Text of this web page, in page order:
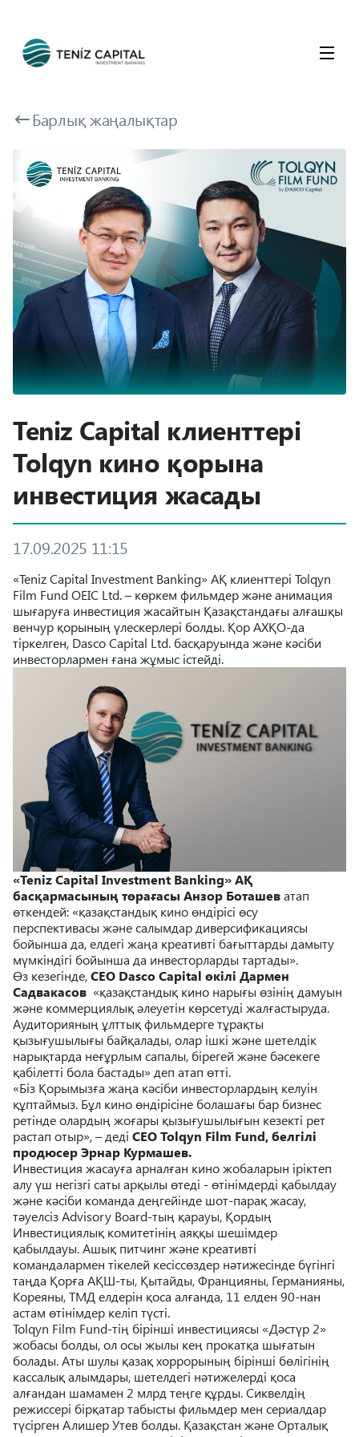
Барлық жаңалықтар
Teniz Capital клиенттері
Tolqyn кино қорына
инвестиция жасады
17.09.2025 11:15
«Teniz Capital Investment Banking» АҚ клиенттері Tolqyn
Film Fund OEIC Ltd. – көркем фильмдер және анимация
шығаруға инвестиция жасайтын Қазақстандағы алғашқы
венчур қорының үлескерлері болды. Қор АХҚО-да
тіркелген, Dasco Capital Ltd. басқаруында және кәсіби
инвесторлармен ғана жұмыс істейді.
«Teniz Capital Investment Banking» АҚ
басқармасының төрағасы Анзор Боташеватап
өткендей: «қазақстандық кино өндірісі өсу
перспективасы және салымдар диверсификациясы
бойынша да, елдегі жаңа креативті бағыттарды дамыту
мүмкіндігі бойынша да инвесторларды тартады».
Өз кезегінде,CEO Dasco Capital өкілі Дармен
Садвакасов «қазақстандық кино нарығы өзінің дамуын
және коммерциялық әлеуетін көрсетуді жалғастыруда.
Аудиторияның ұлттық фильмдерге тұрақты
қызығушылығы байқалады, олар ішкі және шетелдік
нарықтарда неғұрлым сапалы, бірегей және бәсекеге
қабілетті бола бастады» деп атап өтті.
«Біз Қорымызға жаңа кәсіби инвесторлардың келуін
құптаймыз. Бұл кино өндірісіне болашағы бар бизнес
ретінде олардың жоғары қызығушылығын кезекті рет
растап отыр», – деді CEO Tolqyn Film Fund, белгілі
продюсер Эрнар Курмашев.
Инвестиция жасауға арналған кино жобаларын іріктеп
алу үш негізгі саты арқылы өтеді - өтінімдерді қабылдау
және кәсіби команда деңгейінде шот-парақ жасау,
тәуелсіз Advisory Board-тың қарауы, Қордың
Инвестициялық комитетінің аяққы шешімдер
қабылдауы. Ашық питчинг және креативті
командалармен тікелей кесіссөздер нәтижесінде бүгінгі
таңда Қорға АҚШ-ты, Қытайды, Францияны, Германияны,
Кореяны, ТМД елдерін қоса алғанда, 11 елден 90-нан
астам өтінімдер келіп түсті.
Tolqyn Film Fund-тің бірінші инвестициясы «Дәстүр 2»
жобасы болды, ол осы жылы кең прокатқа шығатын
болады. Аты шулы қазақ хоррорының бірінші бөлігінің
кассалық алымдары, шетелдегі нәтижелерді қоса
алғандан шамамен 2 млрд теңге құрды. Сиквелдің
режиссері бірқатар табысты фильмдер мен сериалдар
түсірген Алишер Утев болды. Қазақстан және Орталық